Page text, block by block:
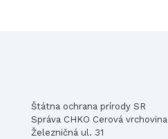
Štátna ochrana prírody SR
Správa CHKO Cerová vrchovina
Železničná ul. 31